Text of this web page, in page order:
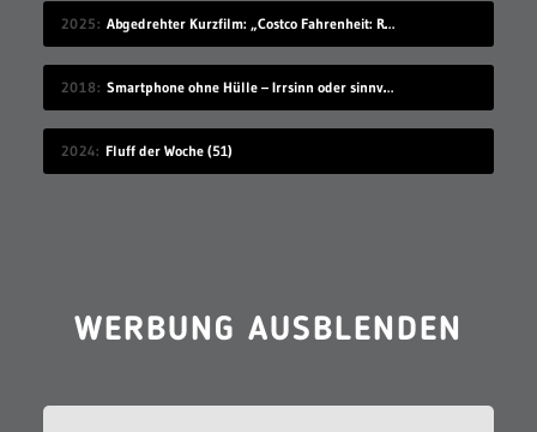
2025 Abgedrehter Kurzfilm: „Costco Fahrenheit: Reborn: Meow meow’s Revenge“
2018 Smartphone ohne Hülle – Irrsinn oder sinnvoll?
2024 Fluff der Woche (51)
WERBUNG AUSBLENDEN